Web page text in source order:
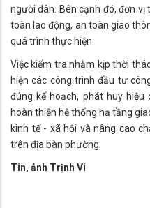
người dân. Bên cạnh đó, đơn
toàn lao động, an toàn giao
quá trình thực hiện.
Việc kiểm tra nhằm kịp thời
hiện các công trình đầu tư
đúng kế hoạch, phát huy
hoàn thiện hệ thống hạ tầng
kinh tế - xã hội và nâng cao
trên địa bàn phường.
Tin, ảnh Trịnh Vi